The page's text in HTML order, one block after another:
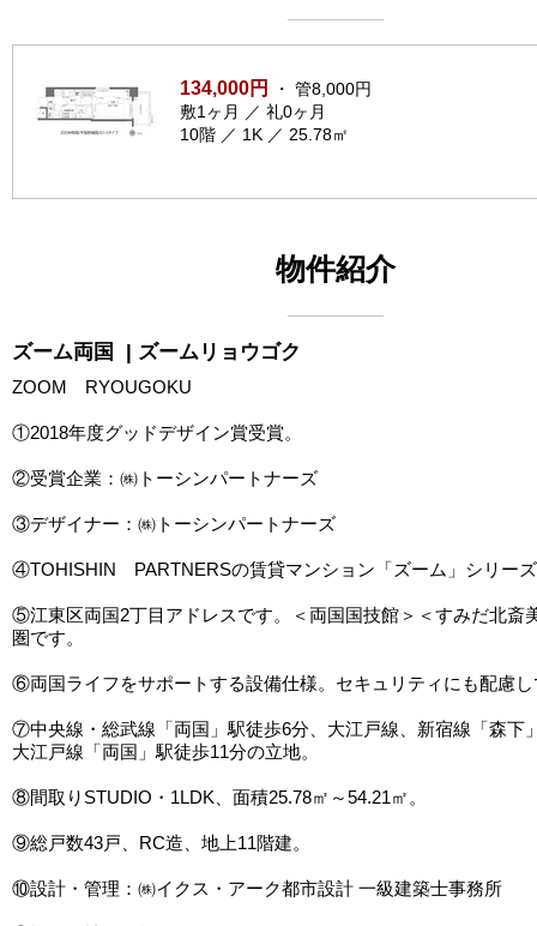
134,000円
・ 管8,000円
敷1ヶ月 ／ 礼0ヶ月
10階 ／ 1K ／ 25.78㎡
物件紹介
ズーム両国 | ズームリョウゴク
ZOOM RYOUGOKU
①2018年度グッドデザイン賞受賞。
②受賞企業：㈱トーシンパートナーズ
③デザイナー：㈱トーシンパートナーズ
④TOHISHIN PARTNERSの賃貸マンション「ズーム」シリー
⑤江東区両国2丁目アドレスです。＜両国国技館＞＜すみだ北斎
圏です。
⑥両国ライフをサポートする設備仕様。セキュリティにも配慮
⑦中央線・総武線「両国」駅徒歩6分、大江戸線、新宿線「森下
大江戸線「両国」駅徒歩11分の立地。
⑧間取りSTUDIO・1LDK、面積25.78㎡～54.21㎡。
⑨総戸数43戸、RC造、地上11階建。
⑩設計・管理：㈱イクス・アーク都市設計 一級建築士事務所